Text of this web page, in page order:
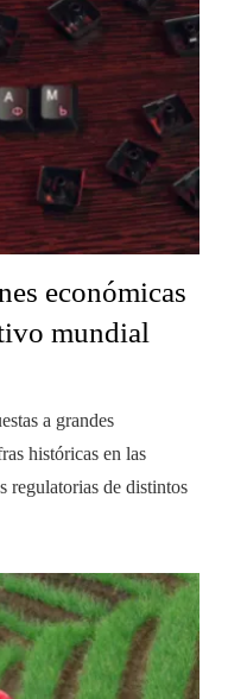
económicas
mundial
a grandes
históricas en las
regulatorias de distintos